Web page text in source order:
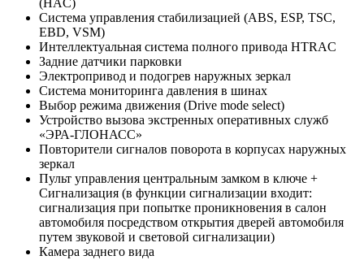
(HAC)
Система управления стабилизацией (ABS, ESP, TSC,
EBD, VSM)
Интеллектуальная система полного привода HTRAC
Задние датчики парковки
Электропривод и подогрев наружных зеркал
Система мониторинга давления в шинах
Выбор режима движения (Drive mode select)
Устройство вызова экстренных оперативных служб
«ЭРА-ГЛОНАСС»
Повторители сигналов поворота в корпусах наружных
зеркал
Пульт управления центральным замком в ключе +
Сигнализация (в функции сигнализации входит:
сигнализация при попытке проникновения в салон
автомобиля посредством открытия дверей автомобиля
путем звуковой и световой сигнализации)
Камера заднего вида